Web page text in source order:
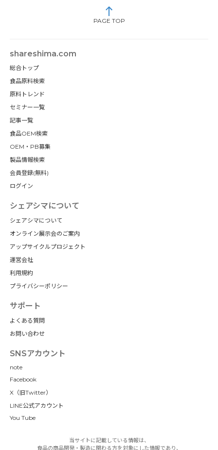
PAGE TOP
shareshima.com
総合トップ
食品原料検索
原料トレンド
セミナー一覧
記事一覧
食品OEM検索
OEM・PB募集
製品情報検索
会員登録(無料)
ログイン
シェアシマについて
シェアシマについて
オンライン展示会のご案内
アップサイクルプロジェクト
運営会社
利用規約
プライバシーポリシー
サポート
よくある質問
お問い合わせ
SNSアカウント
note
Facebook
X（旧Twitter）
LINE公式アカウント
You Tube
当サイトに記載している情報は、
食品の商品開発・製造に関わる方を対象にした情報であり、